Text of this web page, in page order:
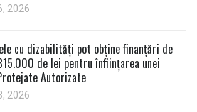
2026
cu dizabilități pot obține finanțări de
de lei pentru înființarea unei
Autorizate
2026